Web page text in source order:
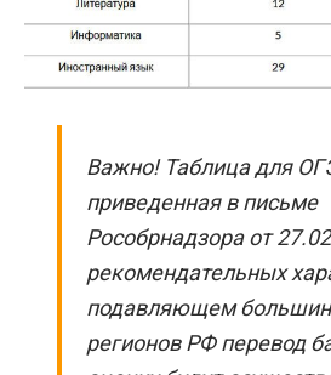
Важно! Таблица для
приведенная в письме
Рособрнадзора от
рекомендательных
подавляющем
регионов РФ перевод